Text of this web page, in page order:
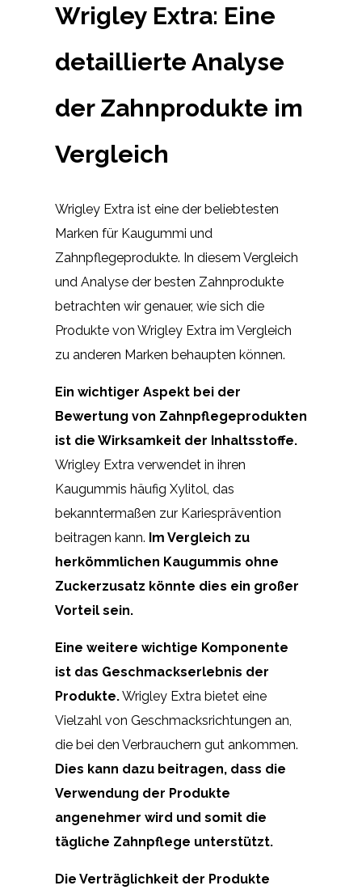
Wrigley Extra: Eine
detaillierte Analyse
der Zahnprodukte im
Vergleich
Wrigley Extra ist eine der beliebtesten
Marken für Kaugummi und
Zahnpflegeprodukte. In diesem Vergleich
und Analyse der besten Zahnprodukte
betrachten wir genauer, wie sich die
Produkte von Wrigley Extra im Vergleich
zu anderen Marken behaupten können.
Ein wichtiger Aspekt bei der
Bewertung von Zahnpflegeprodukten
ist die Wirksamkeit der Inhaltsstoffe.
Wrigley Extra verwendet in ihren
Kaugummis häufig Xylitol, das
bekanntermaßen zur Kariesprävention
beitragen kann. Im Vergleich zu
herkömmlichen Kaugummis ohne
Zuckerzusatz könnte dies ein großer
Vorteil sein.
Eine weitere wichtige Komponente
ist das Geschmackserlebnis der
Produkte.Wrigley Extra bietet eine
Vielzahl von Geschmacksrichtungen an,
die bei den Verbrauchern gut ankommen.
Dies kann dazu beitragen, dass die
Verwendung der Produkte
angenehmer wird und somit die
tägliche Zahnpflege unterstützt.
Die Verträglichkeit der Produkte